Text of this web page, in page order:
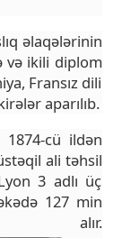
əlaqələrinin
və ikili diplom
Fransız dili
aparılıb.
cü ildən
ali təhsil
3 adlı üç
127 min